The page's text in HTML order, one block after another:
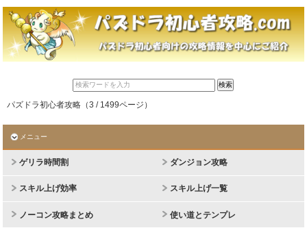
パズドラ初心者攻略（3 / 1499ページ）
メニュー
ゲリラ時間割 ダンジョン攻略
スキル上げ効率 スキル上げ一覧
ノーコン攻略まとめ 使い道とテンプレ